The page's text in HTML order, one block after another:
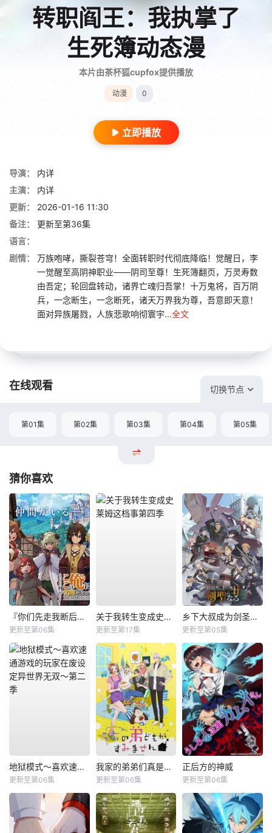
转职阎王：我执掌了
生死簿动态漫
本片由茶杯狐cupfox提供播放
动漫 0
立即播放
导演：
内详
主演：
内详
更新：
2026-01-16 11:30
备注：
更新至第36集
语言：
剧情：
万族咆哮，撕裂苍穹！全面转职时代彻底降临！觉醒日，李
一觉醒至高阴神职业——阴司至尊！生死簿翻页，万灵寿数
由吾定；轮回盘转动，诸界亡魂归吾掌！十万鬼将，百万阴
兵，一念断生，一念断死，诸天万界我为尊，吾意即天意！
面对异族屠戮，人族悲歌响彻寰宇...全文
在线观看 切换节点
第01集 第02集 第03集 第04集 第05集
猜你喜欢
『你们先走我断后』，于是10年后我成为了传说
更新至第06集
关于我转生变成史莱姆这档事第四季
更新至第17集
乡下大叔成为剑圣第二季
更新至第05集
地狱模式～喜欢速通游戏的玩家在废设定异世界无双～第二季
更新至第06集
我家的弟弟们真是让您费心了
更新至第06集
正后方的神威
更新至第06集